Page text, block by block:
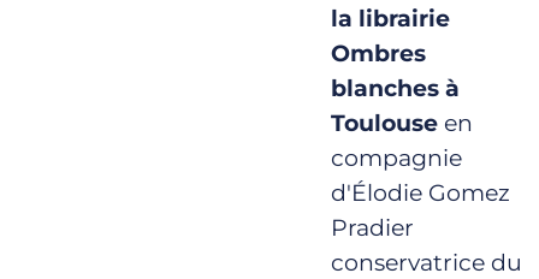
la librairie
Ombres
blanches à
Toulouse en
compagnie
d'Élodie Gomez
Pradier
conservatrice du